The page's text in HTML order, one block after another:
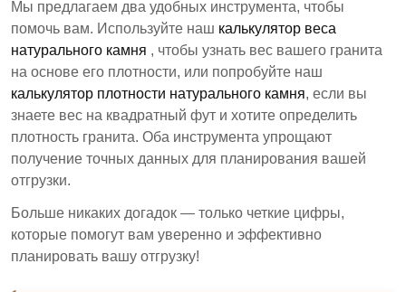
Мы предлагаем два удобных инструмента, чтобы
помочь вам. Используйте наш калькулятор веса
натурального камня , чтобы узнать вес вашего гранита
на основе его плотности, или попробуйте наш
калькулятор плотности натурального камня, если вы
знаете вес на квадратный фут и хотите определить
плотность гранита. Оба инструмента упрощают
получение точных данных для планирования вашей
отгрузки.
Больше никаких догадок — только четкие цифры,
которые помогут вам уверенно и эффективно
планировать вашу отгрузку!